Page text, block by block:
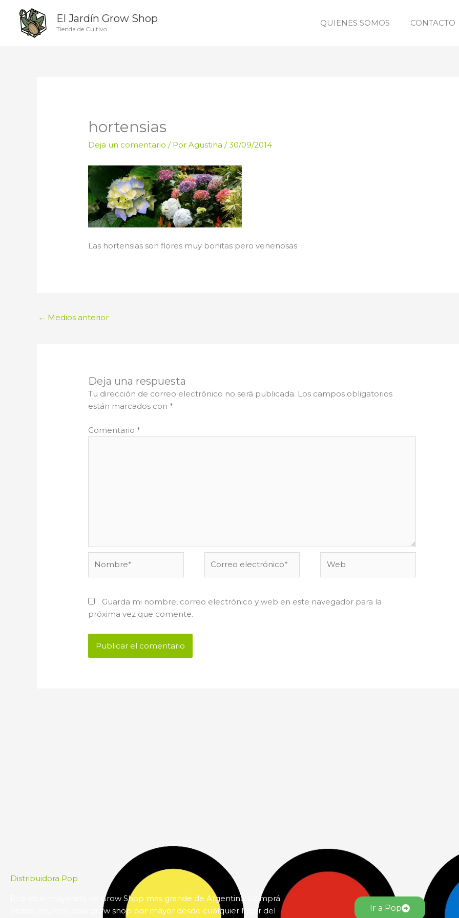
contenido
El Jardín Grow Shop
Tienda de Cultivo
QUIENES SOMOS CONTACTO
hortensias
Deja un comentario / PorAgustina/30/09/2014
Las hortensias son flores muy bonitas pero venenosas
← Medios anterior
Deja una respuesta
Tu dirección de correo electrónico no será publicada. Los campos obligatorios
están marcados con *
Comentario *
electrónico*
Guarda mi nombre, correo electrónico y web en este navegador para la
próxima vez que comente.
Distribuidora Pop
Pop es el mayorista de Grow Shop mas grande de Argentina. Comprá
online insumos para grow shop por mayor desde cualquier lugar del
Ir a Pop